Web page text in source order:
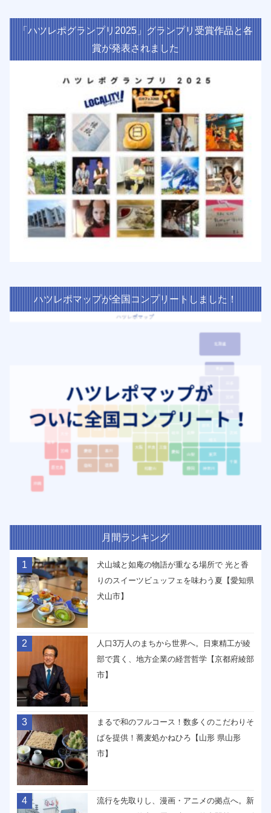
「ハツレポグランプリ2025」グランプリ受賞作品と各
賞が発表されました
ハツレポマップが全国コンプリートしました！
月間ランキング
1
犬山城と如庵の物語が重なる場所で 光と香
りのスイーツビュッフェを味わう夏【愛知県
犬山市】
2
人口3万人のまちから世界へ。日東精工が綾
部で貫く、地方企業の経営哲学【京都府綾部
市】
3
まるで和のフルコース！数多くのこだわりそ
ばを提供！蕎麦処かねひろ【山形 県山形
市】
4
流行を先取りし、漫画・アニメの拠点へ。新